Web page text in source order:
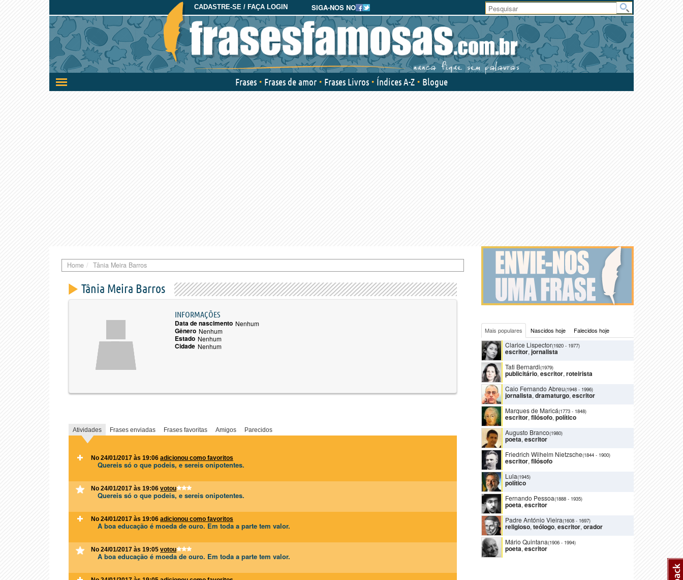
SIGA-NOS NO
CADASTRE-SE / FAÇA LOGIN
Ativar/desativar
a
Área
do
Usuário
Frases Frases de amor Frases Livros Índices A-Z Blogue
Home Tânia Meira Barros
Tânia Meira Barros
INFORMAÇÕES
Data de nascimento Nenhum
Gênero Nenhum
Estado Nenhum
Cidade Nenhum
Atividades Frases enviadas Frases favoritas Amigos Parecidos
No 24/01/2017 às 19:06 adicionou como favoritos
Quereis só o que podeis, e sereis onipotentes.
No 24/01/2017 às 19:06 votou
Quereis só o que podeis, e sereis onipotentes.
No 24/01/2017 às 19:06 adicionou como favoritos
A boa educação é moeda de ouro. Em toda a parte tem valor.
No 24/01/2017 às 19:05 votou
A boa educação é moeda de ouro. Em toda a parte tem valor.
Mais populares Nascidos hoje Falecidos hoje
Clarice Lispector(1920 - 1977)
escritor, jornalista
Tati Bernardi(1979)
publicitário, escritor, roteirista
Caio Fernando Abreu(1948 - 1996)
jornalista, dramaturgo, escritor
Marques de Maricá(1773 - 1848)
escritor, filósofo, político
Augusto Branco(1980)
poeta, escritor
Friedrich Wilhelm Nietzsche(1844 - 1900)
escritor, filósofo
Lula(1945)
político
Fernando Pessoa(1888 - 1935)
poeta, escritor
Padre António Vieira(1608 - 1697)
religioso, teólogo, escritor, orador
Mário Quintana(1906 - 1994)
poeta, escritor